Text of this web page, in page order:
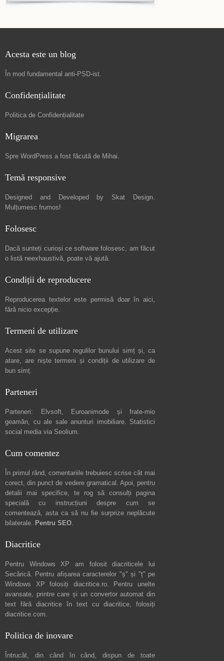
Acesta este un blog
În mod fundamental anti-PSD-ist.
Confidențialitate
Politica de Confidențialitate
Migrarea
Spre WordPress a fost făcută de Mihai.
Temă responsive
Designed and Developed by Skat Design.
Mulțumesc frumos!
Folosesc
Dacă sunteți curioși ce software folosesc, am făcut
o listă neexhaustivă, poate vă ajută.
Condiții de reproducere
Reproducerea textelor este permisă doar în aici,
fără nicio excepție.
Termeni de utilizare
Acest site se supune regulilor bunului simț și, ca
atare, are niștetermeni și condiții de utilizare de
bun simț.
Parteneri
Parteneri: Elvsoft, Euroanimode și frate-mio
geamăn, cu ale sale anunturi imobiliare. Statistici
social media via Seolium.
Cum comentez
În primul rând, comentariile trebuiesc scrise cât mai
corect, din punct de vedere gramatical. Apoi, pentru
detalii mai specifice, te rog să consulți pagina
specială cu instrucțiuni despre cum se
comentează, asta ca să nu fie surprize neplăcute
bilaterale. Pentru SEO.
Diacritice
Pentru Windows XP am folosit diacriticele lui
Secărică. Pentru afișarea caracterelor "ș" și "ț" pe
Windows XP folosiți diacritice.ro. Pentru unelte
avansate, printre care și un convertor automat din
text fără diacritice în text cu diacritice, folosiți
diacritice.com.
Politica de inovare
Întrucât, din când în când, dispun de toate